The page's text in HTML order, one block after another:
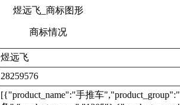
煜远飞_商标图形
商标情况
煜远飞
28259576
[{"product_name":"手推车